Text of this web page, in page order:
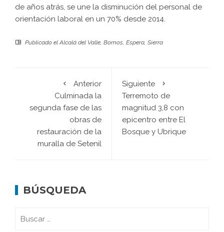
de años atrás, se une la disminución del personal de
orientación laboral en un 70% desde 2014.
Publicado elAlcalá del Valle, Bornos, Espera, Sierra
Anterior
Culminada la
segunda fase de las
obras de
restauración de la
muralla de Setenil
Siguiente
Terremoto de
magnitud 3,8 con
epicentro entre El
Bosque y Ubrique
BÚSQUEDA